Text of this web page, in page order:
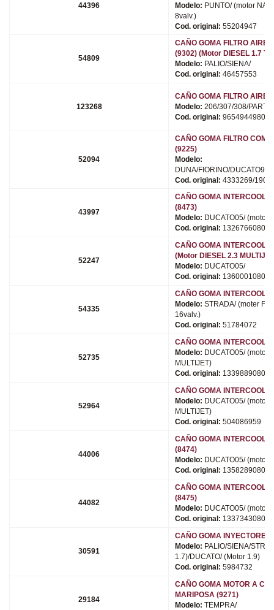
44396
Modelo: PUNTO/ (motor
8valv.)
Cod. original: 55204947
54809
CAÑO GOMA FILTRO AIRE
(9302) (Motor DIESEL 1.7
Modelo: PALIO/SIENA/
Cod. original: 46457553
123268
CAÑO GOMA FILTRO AIRE
Modelo: 206/307/308/
Cod. original: 9654944980
52094
CAÑO GOMA FILTRO
(9225)
Modelo:
DUNA/FIORINO/DUCATO95/
Cod. original: 4333269/
43997
CAÑO GOMA INTERCOOLE
(8473)
Modelo: DUCATO05/ (motor
Cod. original: 1326766080
52247
CAÑO GOMA
(Motor DIESEL 2.3
Modelo: DUCATO05/
Cod. original: 1360001080
54335
CAÑO GOMA
Modelo: STRADA/ (moter
16valv.)
Cod. original: 51784072
52735
CAÑO GOMA
Modelo: DUCATO05/ (motor
MULTIJET)
Cod. original: 1339889080
52964
CAÑO GOMA
Modelo: DUCATO05/ (motor
MULTIJET)
Cod. original: 504086959
44006
CAÑO GOMA
(8474)
Modelo: DUCATO05/ (motor
Cod. original: 1358289080
44082
CAÑO GOMA
(8475)
Modelo: DUCATO05/ (motor
Cod. original: 1337343080
30591
CAÑO GOMA INYECTORES
Modelo: PALIO/SIENA/
1.7)/DUCATO/ (Motor 1.9)
Cod. original: 5984732
29184
CAÑO GOMA MOTOR A
MARIPOSA (9271)
Modelo: TEMPRA/